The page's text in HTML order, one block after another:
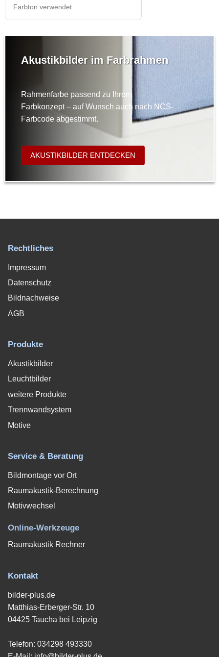
Farbton verwendet.
Akustikbilder im Farbrahmen
Rahmenfarbe passend zu Ihrem
Farbkonzept – auf Wunsch auch nach NCS-
Farbcode abgestimmt.
AKUSTIKBILDER ENTDECKEN
Rechtliches
Impressum
Datenschutz
Bildnachweise
AGB
Produkte
Akustikbilder
Leuchtbilder
weitere Produkte
Trennwandsystem
Motive
Service & Beratung
Bildmontage vor Ort
Raumakustik-Berechnung
Motivwechsel
Online-Werkzeuge
Raumakustik Rechner
Kontakt
bilder-plus.de
Matthias-Erberger-Str. 10
04425 Taucha bei Leipzig
Telefon: 034298 493330